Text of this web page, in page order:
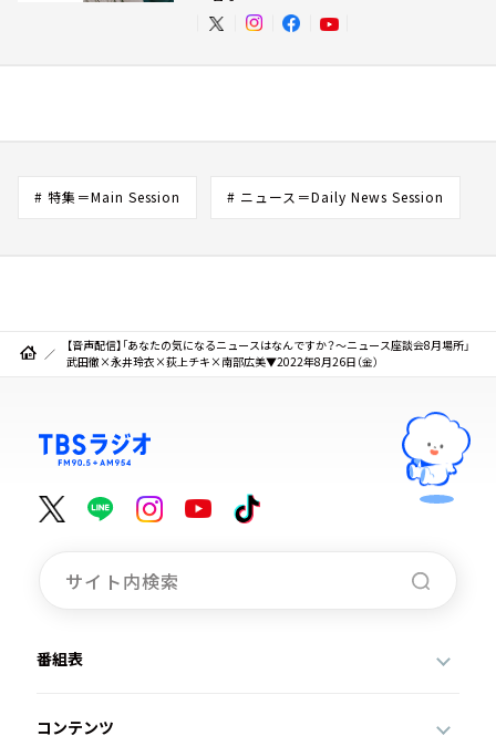
# 特集＝Main Session # ニュース＝Daily News Session
【音声配信】「あなたの気になるニュースはなんですか？～ニュース座談会8月場所」
武田徹×永井玲衣×荻上チキ×南部広美▼2022年8月26日（金）
番組表
コンテンツ